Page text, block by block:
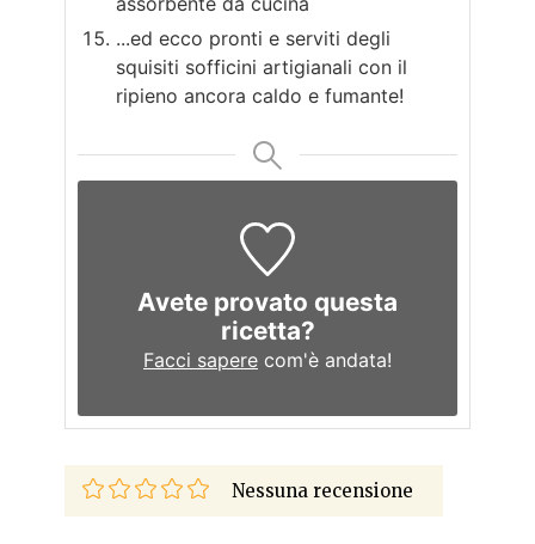
...ed ecco pronti e serviti degli
squisiti sofficini artigianali con il
ripieno ancora caldo e fumante!
Avete provato questa
ricetta?
Facci sapere com'è andata!
Nessuna recensione